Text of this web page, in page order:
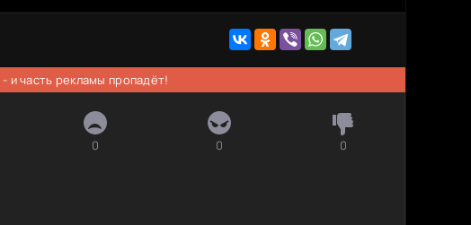
- и часть рекламы пропадёт!
0 0 0